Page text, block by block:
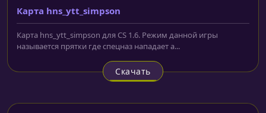
Карта hns_ytt_simpson
Карта hns_ytt_simpson для CS 1.6. Режим данной игры
называется прятки где спецназ нападает а...
Скачать